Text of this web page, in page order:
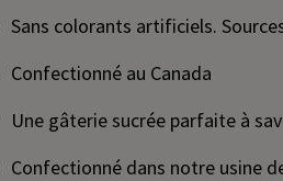
Sans colorants artificiels.
Confectionné au Canada
Une gâterie sucrée parfaite à
Confectionné dans notre usine